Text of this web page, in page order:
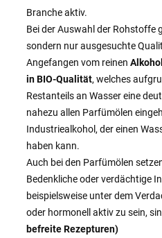
Branche aktiv.
Bei der Auswahl der Rohstoffe
sondern nur ausgesuchte
Angefangen vom reinen
in BIO-Qualität, welches
Restanteils an Wasser eine
nahezu allen Parfümölen
Industriealkohol, der einen
haben kann.
Auch bei den Parfümölen
Bedenkliche oder verdächtige
beispielsweise unter dem
oder hormonell aktiv zu sein,
befreite Rezepturen)